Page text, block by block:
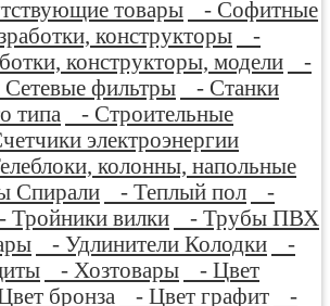
товары
- Софитные
конструкторы
-
конструкторы, модели
-
Сетевые фильтры
- Станки
типа
- Строительные
электроэнергии
колонны, напольные
Спирали - Теплый пол
-
Тройники вилки
- Трубы ПВХ
- Удлинители Колодки
-
- Хозтовары
- Цвет
бронза - Цвет графит
-